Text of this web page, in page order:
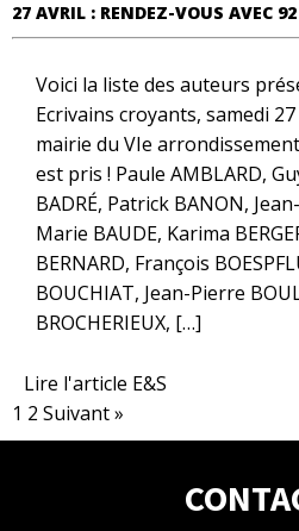
27 AVRIL : RENDEZ-VOUS AVEC
Voici la liste des auteurs
Ecrivains croyants, samedi
mairie du VIe
est pris ! Paule AMBLARD,
BADRÉ, Patrick BANON,
Marie BAUDE, Karima
BERNARD, François
BOUCHIAT, Jean-Pierre
BROCHERIEUX, […]
Lire l'article E&S
1 2 Suivant »